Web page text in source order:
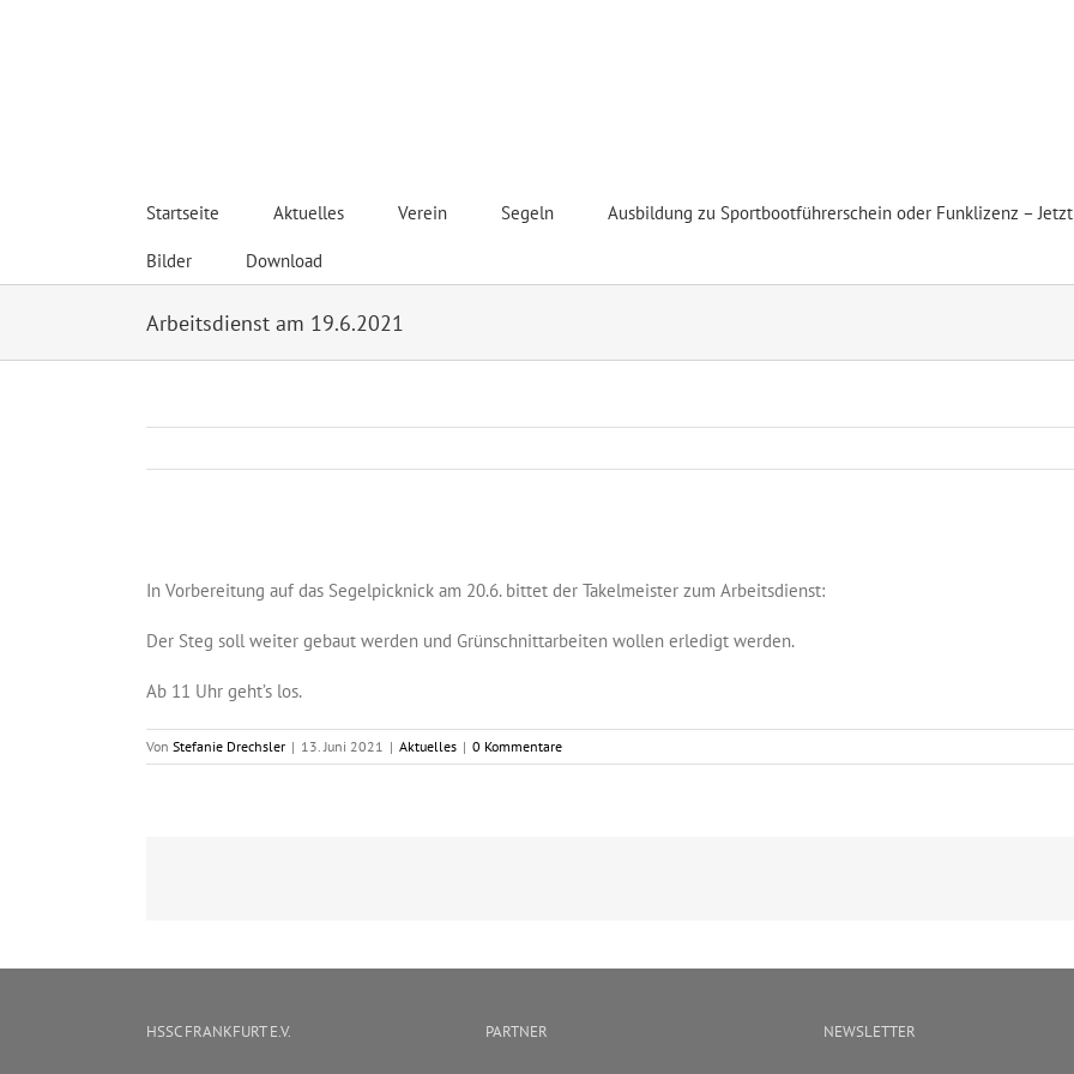
Startseite Aktuelles Verein Segeln Ausbildung zu Sportbootführerschein oder Funklizenz –
Bilder Download
Arbeitsdienst am 19.6.2021
grösseres
In Vorbereitung auf das Segelpicknick am 20.6. bittet der Takelmeister zum Arbeitsdienst:
Der Steg soll weiter gebaut werden und Grünschnittarbeiten wollen erledigt werden.
Ab 11 Uhr geht’s los.
Von Stefanie Drechsler | 13. Juni 2021 | Aktuelles | 0 Kommentare
HSSC FRANKFURT E.V. PARTNER NEWSLETTER